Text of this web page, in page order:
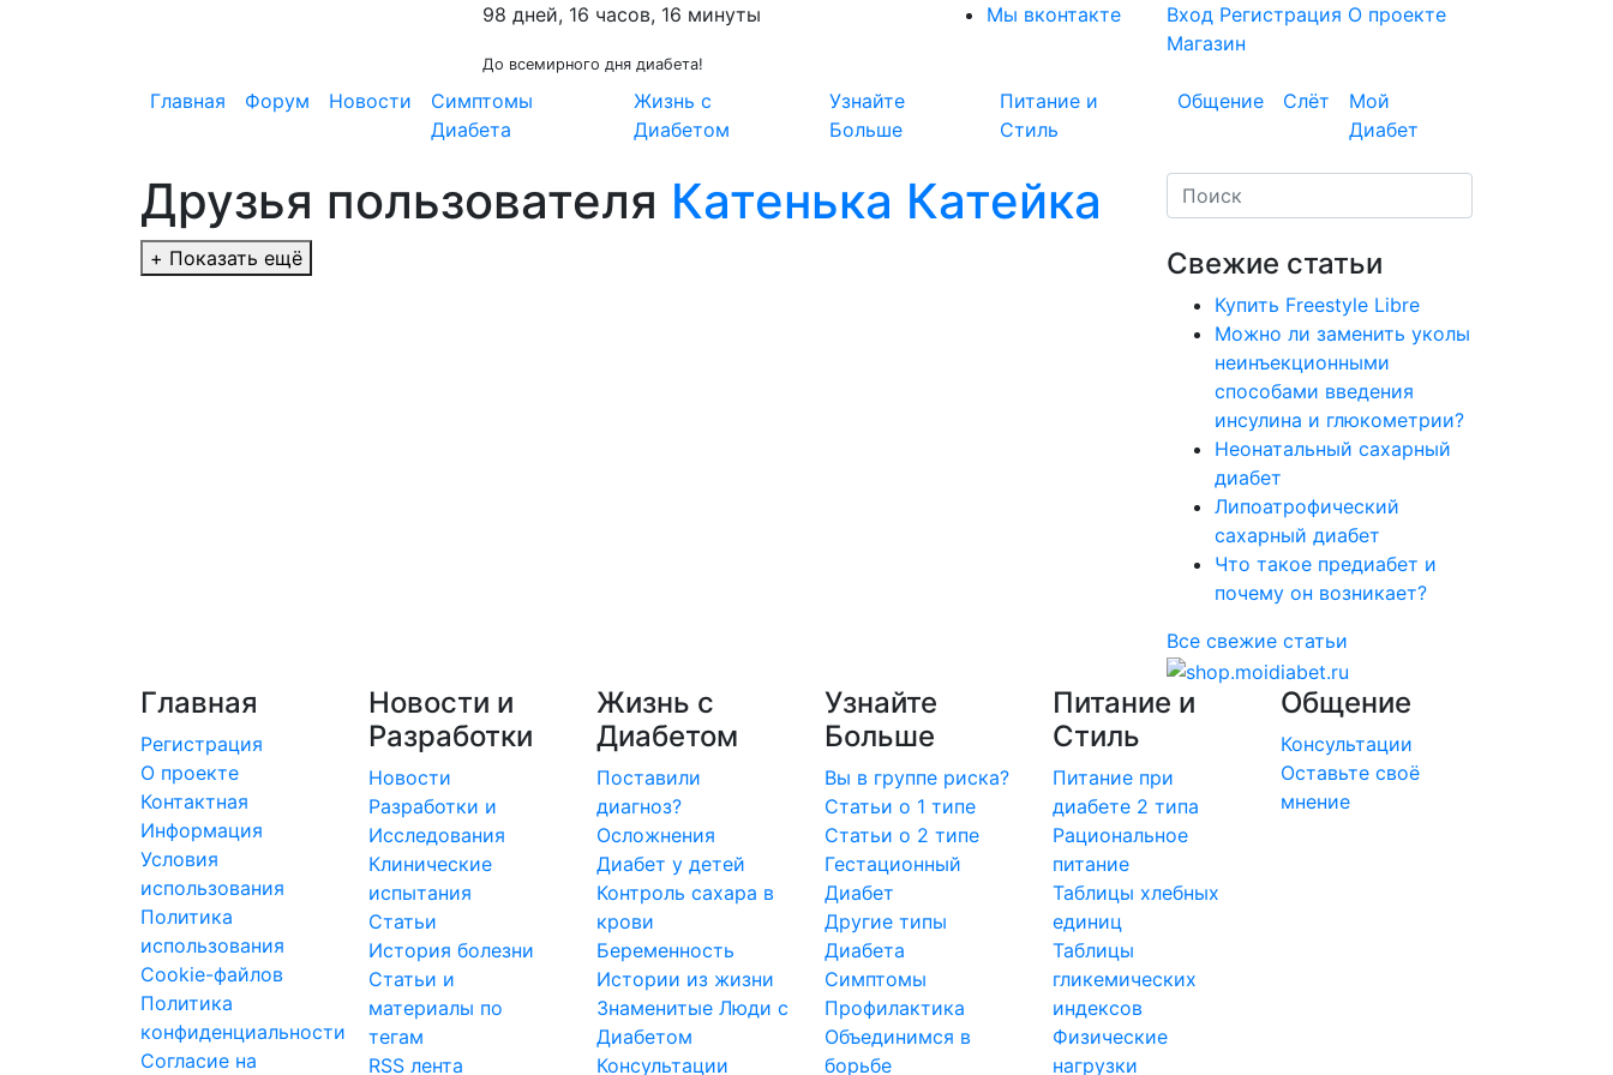
98 дней, 16 часов, 16 минуты
До всемирного дня диабета!
Мы вконтакте Вход Регистрация О проекте
Магазин
Главная Форум Новости
Симптомы
Диабета
Жизнь с
Диабетом
Узнайте
Больше
Питание и
Стиль
Общение Слёт
Мой
Диабет
Друзья пользователя Катенька Катейка
+ Показать ещё Свежие статьи
Купить Freestyle Libre
Можно ли заменить уколы
неинъекционными
способами введения
инсулина и глюкометрии?
Неонатальный сахарный
диабет
Липоатрофический
сахарный диабет
Что такое предиабет и
почему он возникает?
Все свежие статьи
Главная
Регистрация
О проекте
Контактная
Информация
Условия
использования
Политика
использования
Cookie-файлов
Политика
конфиденциальности
Согласие на
Новости и
Разработки
Новости
Разработки и
Исследования
Клинические
испытания
Статьи
История болезни
Статьи и
материалы по
тегам
RSS лента
Жизнь с
Диабетом
Поставили
диагноз?
Осложнения
Диабет у детей
Контроль сахара в
крови
Беременность
Истории из жизни
Знаменитые Люди с
Диабетом
Консультации
Узнайте
Больше
Вы в группе риска?
Статьи о 1 типе
Статьи о 2 типе
Гестационный
Диабет
Другие типы
Диабета
Симптомы
Профилактика
Объединимся в
борьбе
Питание и
Стиль
Питание при
диабете 2 типа
Рациональное
питание
Таблицы хлебных
единиц
Таблицы
гликемических
индексов
Физические
нагрузки
Общение
Консультации
Оставьте своё
мнение